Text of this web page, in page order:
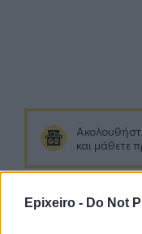
Epixeiro - Do Not
και μάθετε
Δείτε όλες